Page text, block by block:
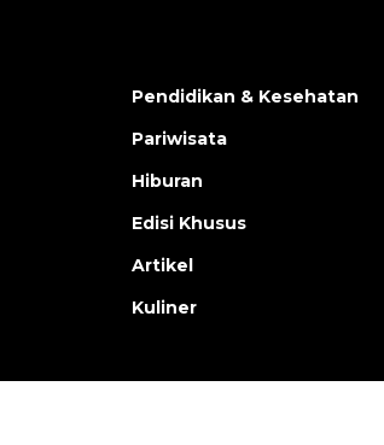
Pendidikan & Kesehatan
Pariwisata
Hiburan
Edisi Khusus
Artikel
Kuliner